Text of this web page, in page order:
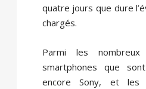
quatre jours que dure
chargés.
Parmi les nombreux
smartphones que
encore Sony, et les